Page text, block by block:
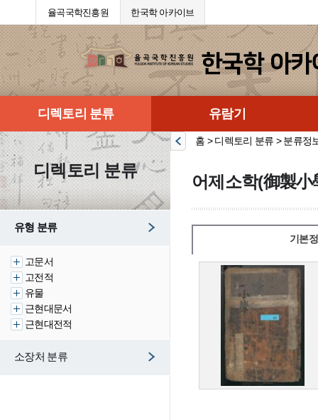
율곡국학진흥원 한국학 아카이브
디렉토리 분류 유람기
디렉토리 분류
유형 분류
고문서
고전적
유물
근현대문서
근현대전적
소장처 분류
홈 > 디렉토리 분류 > 분류정
어제소학(御製小
기본